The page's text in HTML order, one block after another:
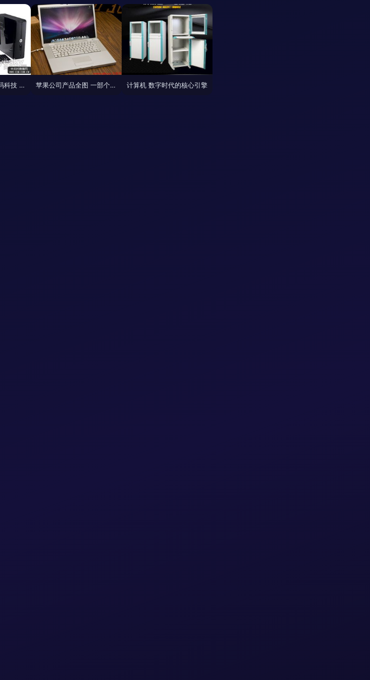
昌邑市世纪联华数码科技 打造本地计算机与数码产品一站式服务新标杆 苹果公司产品全图 一部个人计算设备的演变史 计算机 数字时代的核心引擎